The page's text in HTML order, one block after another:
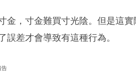
金，寸金難買寸光陰。但是這
差才會導致有這種行為。
告